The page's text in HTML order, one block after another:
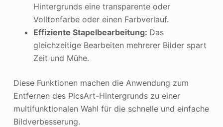
Hintergrunds eine transparente oder
Volltonfarbe oder einen Farbverlauf.
Effiziente Stapelbearbeitung: Das
gleichzeitige Bearbeiten mehrerer Bilder spart
Zeit und Mühe.
Diese Funktionen machen die Anwendung zum
Entfernen des PicsArt-Hintergrunds zu einer
multifunktionalen Wahl für die schnelle und einfache
Bildverbesserung.